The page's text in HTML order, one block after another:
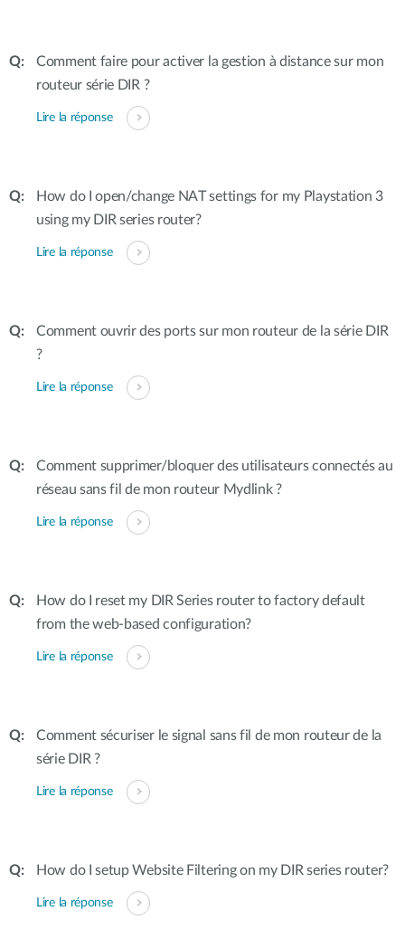
Comment faire pour activer la gestion à distance sur mon
routeur série DIR ?
Lire la réponse
How do I open/change NAT settings for my Playstation 3
using my DIR series router?
Lire la réponse
Comment ouvrir des ports sur mon routeur de la série DIR
?
Lire la réponse
Comment supprimer/bloquer des utilisateurs connectés au
réseau sans fil de mon routeur Mydlink ?
Lire la réponse
How do I reset my DIR Series router to factory default
from the web-based configuration?
Lire la réponse
Comment sécuriser le signal sans fil de mon routeur de la
série DIR ?
Lire la réponse
How do I setup Website Filtering on my DIR series router?
Lire la réponse